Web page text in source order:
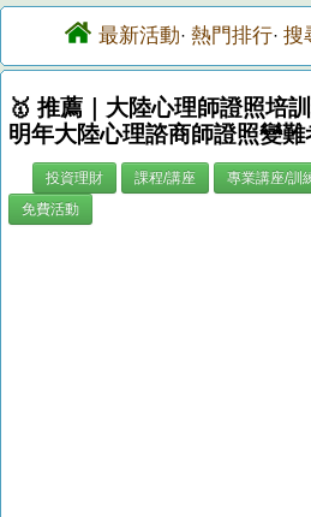
最新活動· 熱門排行· 搜
🥇 推薦｜大陸心理師證照培
明年大陸心理諮商師證照變難
投資理財 課程/講座 專業講座/訓
免費活動